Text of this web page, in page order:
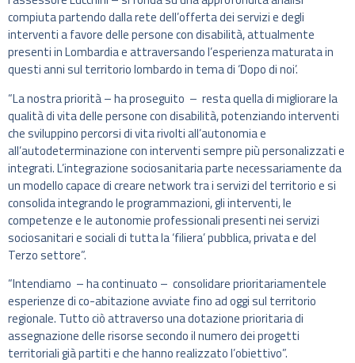
compiuta partendo dalla rete dell’offerta dei servizi e degli
interventi a favore delle persone con disabilità, attualmente
presenti in Lombardia e attraversando l’esperienza maturata in
questi anni sul territorio lombardo in tema di ‘Dopo di noi’.
“La nostra priorità – ha proseguito – resta quella di migliorare la
qualità di vita delle persone con disabilità, potenziando interventi
che sviluppino percorsi di vita rivolti all’autonomia e
all’autodeterminazione con interventi sempre più personalizzati e
integrati. L’integrazione sociosanitaria parte necessariamente da
un modello capace di creare network tra i servizi del territorio e si
consolida integrando le programmazioni, gli interventi, le
competenze e le autonomie professionali presenti nei servizi
sociosanitari e sociali di tutta la ‘filiera’ pubblica, privata e del
Terzo settore”.
“Intendiamo – ha continuato – consolidare prioritariamentele
esperienze di co-abitazione avviate fino ad oggi sul territorio
regionale. Tutto ciò attraverso una dotazione prioritaria di
assegnazione delle risorse secondo il numero dei progetti
territoriali già partiti e che hanno realizzato l’obiettivo”.